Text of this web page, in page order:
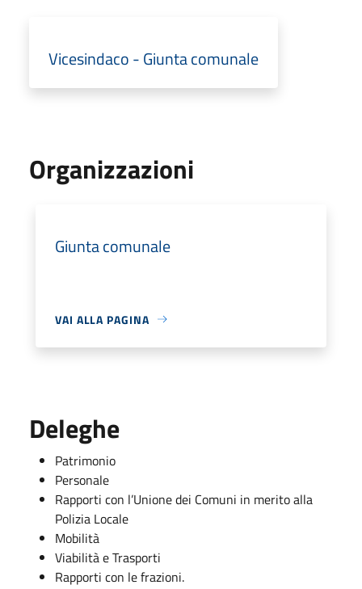
Vicesindaco - Giunta comunale
Organizzazioni
Giunta comunale
VAI ALLA PAGINA
Deleghe
Patrimonio
Personale
Rapporti con l’Unione dei Comuni in merito alla
Polizia Locale
Mobilità
Viabilità e Trasporti
Rapporti con le frazioni.